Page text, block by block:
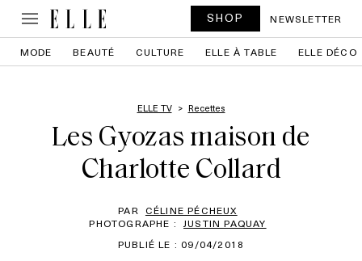
SHOP NEWSLETTER
MODE BEAUTÉ CULTURE ELLE À TABLE ELLE DÉCO
ELLE TV Recettes
Les Gyozas maison de
Charlotte Collard
PAR CÉLINE PÉCHEUX
PHOTOGRAPHE : JUSTIN PAQUAY
PUBLIÉ LE : 09/04/2018